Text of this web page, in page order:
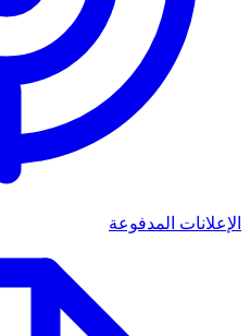
الإعلانات المدفوعة